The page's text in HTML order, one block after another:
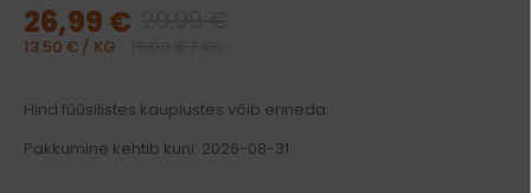
26,99 €
13.50 € / KG
Hind füüsilistes kauplustes võib erineda.
Pakkumine kehtib kuni: 2026-08-31